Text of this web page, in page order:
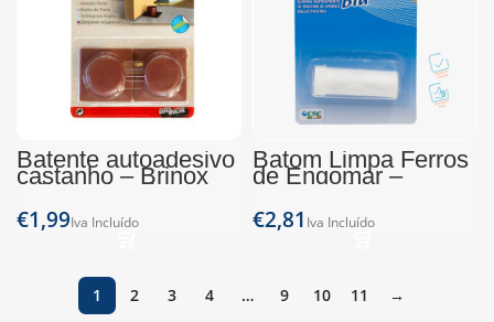
Batente autoadesivo
castanho – Brinox
(Blister de 2 )
€
Batom Limpa Ferros
de Engomar –
Marisa Blue
€
1 2 3 4 … 9 10 11 →